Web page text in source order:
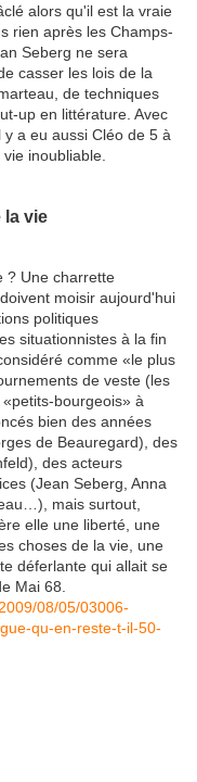
alors qu'il est la vraie
rien après les Champs-
Seberg ne sera
casser les lois de la
de techniques
up en littérature. Avec
a eu aussi Cléo de 5 à
inoubliable.
la vie
? Une charrette
moisir aujourd'hui
politiques
situationnistes à la fin
comme «le plus
de veste (les
bourgeois» à
bien des années
de Beauregard), des
des acteurs
(Jean Seberg, Anna
mais surtout,
elle une liberté, une
choses de la vie, une
déferlante qui allait se
Mai 68.
08/05/03006-
qu-en-reste-t-il-50-